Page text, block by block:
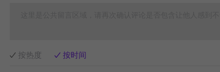
按热度
按时间